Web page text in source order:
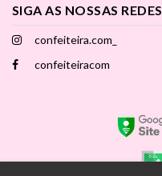
SIGA AS NOSSAS REDES
confeiteira.com_
confeiteiracom